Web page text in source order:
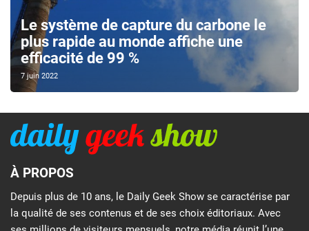
Le système de capture du carbone le
plus rapide au monde affiche une
efficacité de 99 %
7 juin 2022
À PROPOS
Depuis plus de 10 ans, le Daily Geek Show se caractérise par
la qualité de ses contenus et de ses choix éditoriaux. Avec